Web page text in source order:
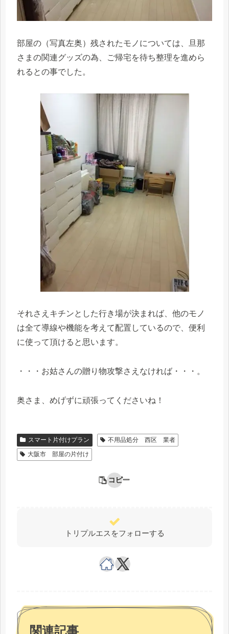
部屋の（写真左奥）残されたモノについては、旦那
さまの関連グッズの為、ご帰宅を待ち整理を進めら
れるとの事でした。
それさえキチンとした行き場が決まれば、他のモノ
は全て導線や機能を考えて配置しているので、便利
に使って頂けると思います。
・・・お姑さんの贈り物攻撃さえなければ・・・。
奥さま、めげずに頑張ってくださいね！
スマート片付けプラン
不用品処分 西区 業者
大阪市 部屋の片付け
コピー
トリプルエスをフォローする
関連記事